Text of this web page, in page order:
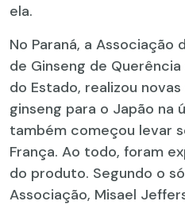
ela.
No Paraná, a Associação
de Ginseng de
do Estado, realizou
ginseng para o Japão na
também começou levar
França. Ao todo, foram
do produto. Segundo o
Associação, Misael